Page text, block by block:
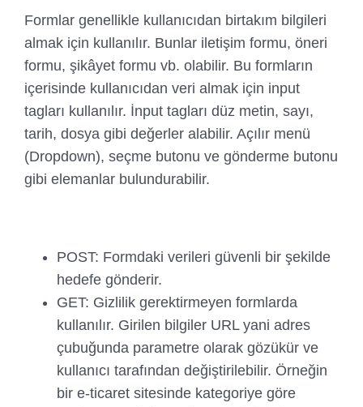
Formlar genellikle kullanıcıdan birtakım bilgileri
almak için kullanılır. Bunlar iletişim formu, öneri
formu, şikâyet formu vb. olabilir. Bu formların
içerisinde kullanıcıdan veri almak için input
tagları kullanılır. İnput tagları düz metin, sayı,
tarih, dosya gibi değerler alabilir. Açılır menü
(Dropdown), seçme butonu ve gönderme butonu
gibi elemanlar bulundurabilir.
POST: Formdaki verileri güvenli bir şekilde
hedefe gönderir.
GET: Gizlilik gerektirmeyen formlarda
kullanılır. Girilen bilgiler URL yani adres
çubuğunda parametre olarak gözükür ve
kullanıcı tarafından değiştirilebilir. Örneğin
bir e-ticaret sitesinde kategoriye göre